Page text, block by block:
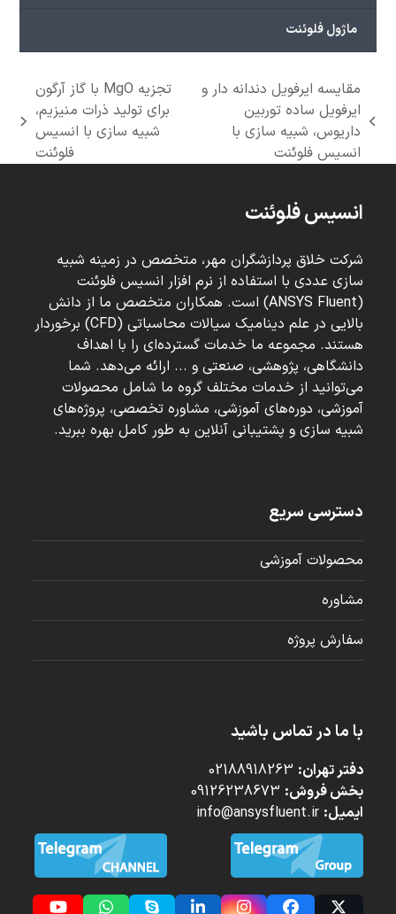
ماژول فلوئنت
previous
post:
مقایسه ایرفویل دندانه دار و
ایرفویل ساده توربین
داریوس، شبیه سازی با
انسیس فلوئنت
next
تجزیه MgO با گاز آرگون
برای تولید ذرات منیزیم،
شبیه سازی با انسیس
فلوئنت
انسیس فلوئنت
شرکت خلاق پردازشگران مهر، متخصص در زمینه شبیه
سازی عددی با استفاده از نرم افزار انسیس فلوئنت
(ANSYS Fluent) است. همکاران متخصص ما از دانش
بالایی در علم دینامیک سیالات محاسباتی (CFD) برخوردار
هستند. مجموعه ما خدمات گسترده‌ای را با اهداف
دانشگاهی، پژوهشی، صنعتی و ... ارائه می‌دهد. شما
می‌توانید از خدمات مختلف گروه ما شامل محصولات
آموزشی، دوره‌های آموزشی، مشاوره تخصصی، پروژه‌های
شبیه سازی و پشتیبانی آنلاین به طور کامل بهره ببرید.
دسترسی سریع
محصولات آموزشی
مشاوره
سفارش پروژه
با ما در تماس باشید
دفتر تهران:
بخش فروش:
ایمیل: info@ansysfluent.ir